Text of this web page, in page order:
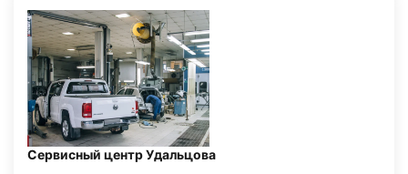
Сервисный центр Удальцова